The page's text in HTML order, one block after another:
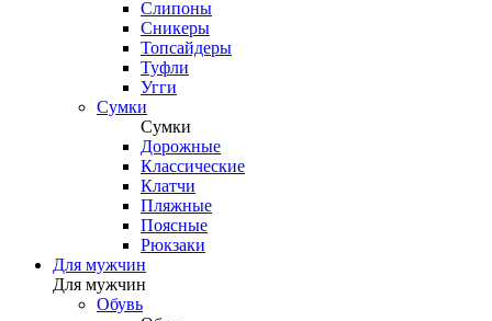
Слипоны
Сникеры
Топсайдеры
Туфли
Угги
Сумки
Сумки
Дорожные
Классические
Клатчи
Пляжные
Поясные
Рюкзаки
Для мужчин
Для мужчин
Обувь